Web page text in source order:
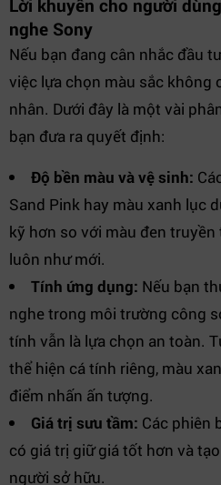
Lời khuyên cho người
nghe Sony
Nếu bạn đang cân nhắc đầu
việc lựa chọn màu sắc không
nhân. Dưới đây là một vài
bạn đưa ra quyết định:
Độ bền màu và vệ sinh:
Sand Pink hay màu xanh lục
kỹ hơn so với màu đen
luôn như mới.
Tính ứng dụng: Nếu bạn
nghe trong môi trường công
tính vẫn là lựa chọn an toàn.
thể hiện cá tính riêng, màu
điểm nhấn ấn tượng.
Giá trị sưu tầm: Các phiên
có giá trị giữ giá tốt hơn và
người sở hữu.